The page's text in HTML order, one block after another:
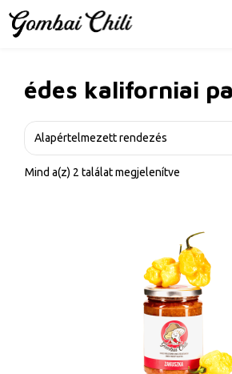
tartalomba
édes kaliforniai
Mind a(z) 2 találat megjelenítve